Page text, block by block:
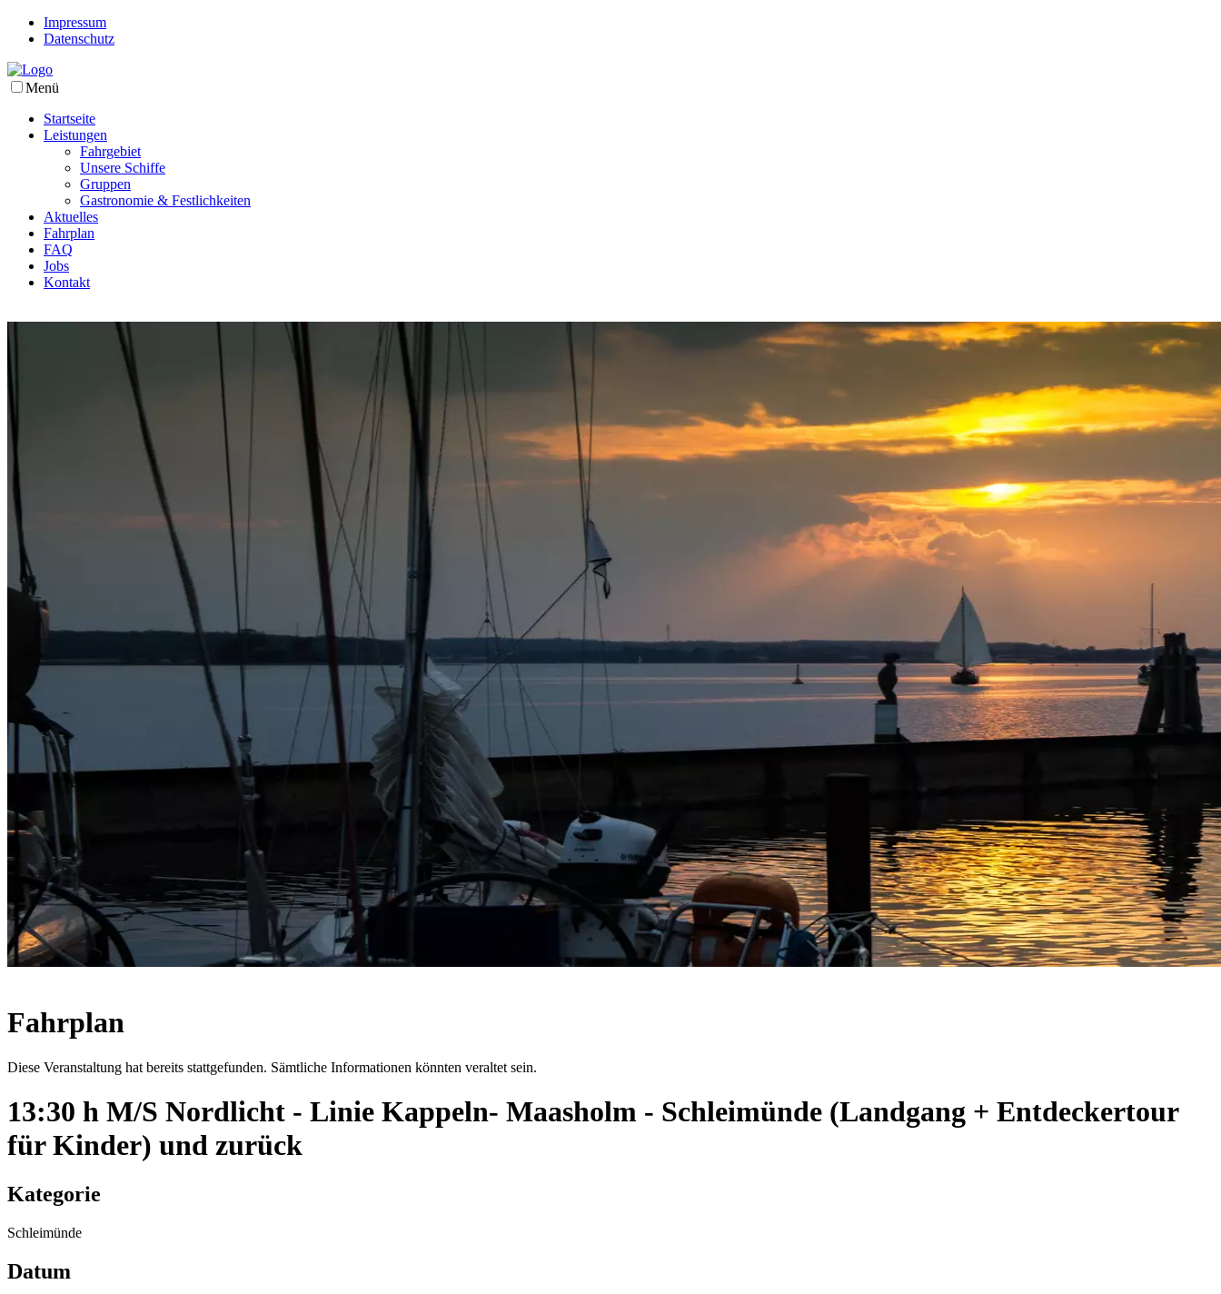
Impressum
Datenschutz
Menü
Startseite
Leistungen
Fahrgebiet
Unsere Schiffe
Gruppen
Gastronomie & Festlichkeiten
Aktuelles
Fahrplan
FAQ
Jobs
Kontakt
Fahrplan
Diese Veranstaltung hat bereits stattgefunden. Sämtliche Informationen könnten veraltet sein.
13:30 h M/S Nordlicht - Linie Kappeln- Maasholm - Schleimünde (Landgang + Entdeckertour
für Kinder) und zurück
Kategorie
Schleimünde
Datum